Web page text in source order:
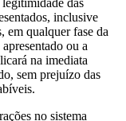
inclusive
em qualquer fase da
ou a
na imediata
sem prejuízo das
no sistema